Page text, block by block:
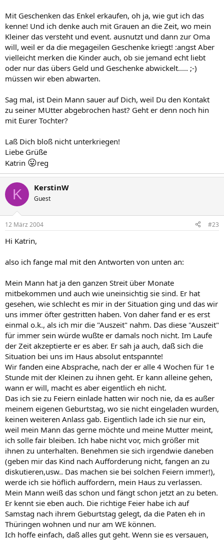
Mit Geschenken das Enkel erkaufen, oh ja, wie gut ich das
kenne! Und ich denke auch mit Grauen an die Zeit, wo mein
Kleiner das versteht und event. ausnutzt und dann zur Oma
will, weil er da die megageilen Geschenke kriegt! :angst Aber
vielleicht merken die Kinder auch, ob sie jemand echt liebt
oder nur das übers Geld und Geschenke abwickelt..... ;-)
müssen wir eben abwarten.
Sag mal, ist Dein Mann sauer auf Dich, weil Du den Kontakt
zu seiner MUtter abgebrochen hast? Geht er denn noch hin
mit Eurer Tochter?
Laß Dich bloß nicht unterkriegen!
Liebe Grüße
Katrin 😛reg
K KerstinW
Guest
12 März 2004 #23
Hi Katrin,
also ich fange mal mit den Antworten von unten an:
Mein Mann hat ja den ganzen Streit über Monate
mitbekommen und auch wie uneinsichtig sie sind. Er hat
gesehen, wie schlecht es mir in der Situation ging und das wir
uns immer öfter gestritten haben. Von daher fand er es erst
einmal o.k., als ich mir die "Auszeit" nahm. Das diese "Auszeit"
für immer sein würde wußte er damals noch nicht. Im Laufe
der Zeit akzeptierte er es aber. Er sah ja auch, daß sich die
Situation bei uns im Haus absolut entspannte!
Wir fanden eine Absprache, nach der er alle 4 Wochen für 1e
Stunde mit der Kleinen zu ihnen geht. Er kann alleine gehen,
wann er will, macht es aber eigentlich eh nicht.
Das ich sie zu Feiern einlade hatten wir noch nie, da es außer
meinem eigenen Geburtstag, wo sie nicht eingeladen wurden,
keinen weiteren Anlass gab. Eigentlich lade ich sie nur ein,
weil mein Mann das gerne möchte und meine Mutter meint,
ich solle fair bleiben. Ich habe nicht vor, mich größer mit
ihnen zu unterhalten. Benehmen sie sich irgendwie daneben
(geben mir das Kind nach Aufforderung nicht, fangen an zu
diskutieren,usw.. Das machen sie bei solchen Feiern immer!),
werde ich sie höflich auffordern, mein Haus zu verlassen.
Mein Mann weiß das schon und fängt schon jetzt an zu beten.
Er kennt sie eben auch. Die richtige Feier habe ich auf
Samstag nach ihrem Geburtstag gelegt, da die Paten eh in
Thüringen wohnen und nur am WE können.
Ich hoffe einfach, daß alles gut geht. Wenn sie es versauen,